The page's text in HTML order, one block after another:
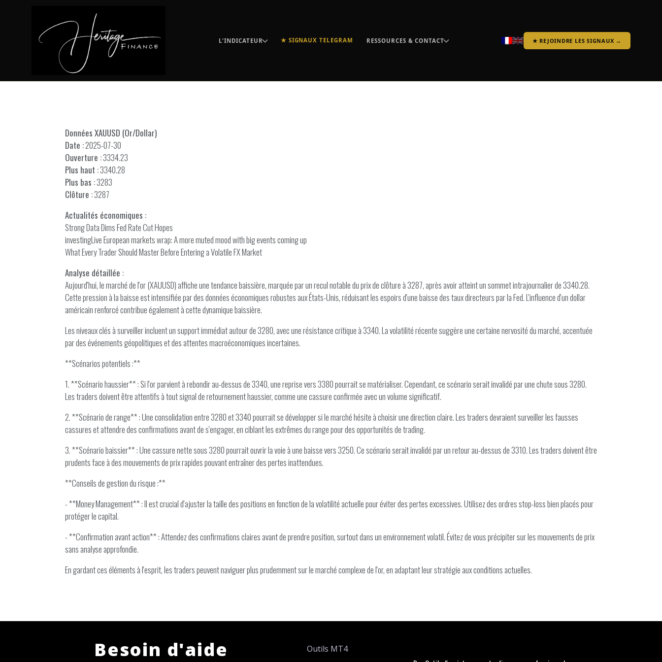
L'INDICATEUR ★ SIGNAUX TELEGRAM RESSOURCES & CONTACT ★ REJOINDRE LES SIGNAUX →
Données XAUUSD (Or/Dollar)
Date :2025-07-30
Ouverture :3334.23
Plus haut :3340.28
Plus bas :3283
Clôture :3287
Actualités économiques :
Strong Data Dims Fed Rate Cut Hopes
investingLive European markets wrap: A more muted mood with big events coming up
What Every Trader Should Master Before Entering a Volatile FX Market
Analyse détaillée :
Aujourd'hui, le marché de l'or (XAUUSD) affiche une tendance baissière, marquée par un recul notable du prix de clôture à 3287, après avoir atteint un sommet intrajournalier de 3340.28.
Cette pression à la baisse est intensifiée par des données économiques robustes aux États-Unis, réduisant les espoirs d'une baisse des taux directeurs par la Fed. L'influence d'un dollar
américain renforcé contribue également à cette dynamique baissière.
Les niveaux clés à surveiller incluent un support immédiat autour de 3280, avec une résistance critique à 3340. La volatilité récente suggère une certaine nervosité du marché, accentuée
par des événements géopolitiques et des attentes macroéconomiques incertaines.
**Scénarios potentiels :**
1. **Scénario haussier** : Si l'or parvient à rebondir au-dessus de 3340, une reprise vers 3380 pourrait se matérialiser. Cependant, ce scénario serait invalidé par une chute sous 3280.
Les traders doivent être attentifs à tout signal de retournement haussier, comme une cassure confirmée avec un volume significatif.
2. **Scénario de range** : Une consolidation entre 3280 et 3340 pourrait se développer si le marché hésite à choisir une direction claire. Les traders devraient surveiller les fausses
cassures et attendre des confirmations avant de s'engager, en ciblant les extrêmes du range pour des opportunités de trading.
3. **Scénario baissier** : Une cassure nette sous 3280 pourrait ouvrir la voie à une baisse vers 3250. Ce scénario serait invalidé par un retour au-dessus de 3310. Les traders doivent être
prudents face à des mouvements de prix rapides pouvant entraîner des pertes inattendues.
**Conseils de gestion du risque :**
- **Money Management** : Il est crucial d'ajuster la taille des positions en fonction de la volatilité actuelle pour éviter des pertes excessives. Utilisez des ordres stop-loss bien placés pour
protéger le capital.
- **Confirmation avant action** : Attendez des confirmations claires avant de prendre position, surtout dans un environnement volatil. Évitez de vous précipiter sur les mouvements de prix
sans analyse approfondie.
En gardant ces éléments à l'esprit, les traders peuvent naviguer plus prudemment sur le marché complexe de l'or, en adaptant leur stratégie aux conditions actuelles.
Besoin d'aide
Outils MT4